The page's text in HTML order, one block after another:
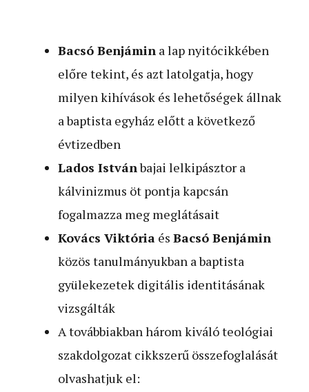
Bacsó Benjámin a lap nyitócikkében
előre tekint, és azt latolgatja, hogy
milyen kihívások és lehetőségek állnak
a baptista egyház előtt a következő
évtizedben
Lados Istvánbajai lelkipásztor a
kálvinizmus öt pontja kapcsán
fogalmazza meg meglátásait
Kovács Viktória és Bacsó Benjámin
közös tanulmányukban a baptista
gyülekezetek digitális identitásának
vizsgálták
A továbbiakban három kiváló teológiai
szakdolgozat cikkszerű összefoglalását
olvashatjuk el: